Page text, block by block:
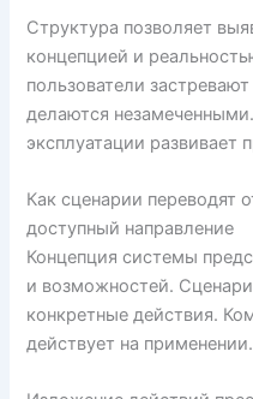
Структура позволяет
концепцией и
пользователи
делаются
эксплуатации развивает
Как сценарии переводят
доступный направление
Концепция системы
и возможностей.
конкретные действия.
действует на применении.